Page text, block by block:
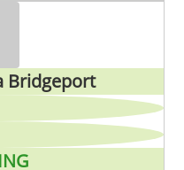
Bridgeport